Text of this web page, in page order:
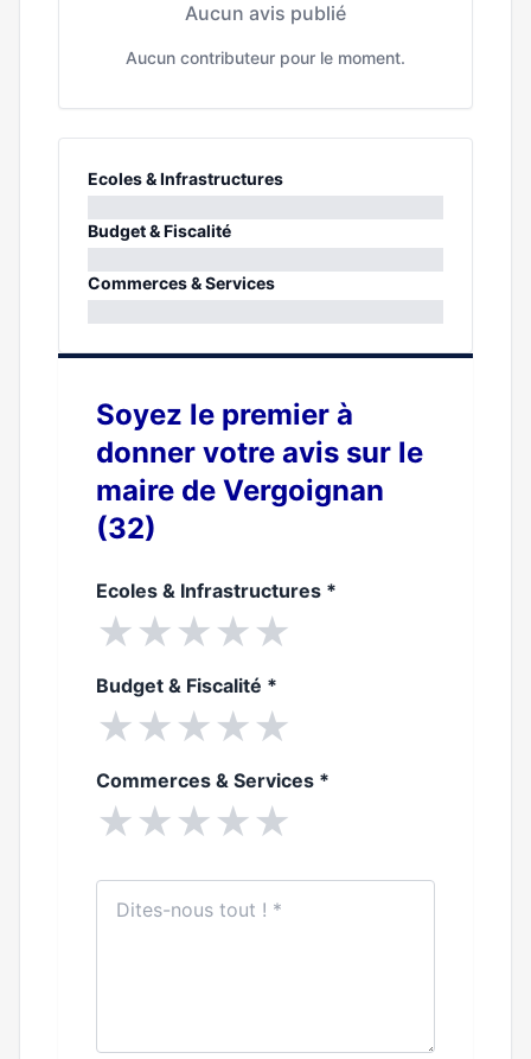
Aucun avis publié
Aucun contributeur pour le moment.
Ecoles & Infrastructures
0%
Budget & Fiscalité
0%
Commerces & Services
Soyez le premier à
donner votre avis sur le
maire de Vergoignan
(32)
Ecoles & Infrastructures *
★★★★★
Budget & Fiscalité *
★★★★★
Commerces & Services *
★★★★★